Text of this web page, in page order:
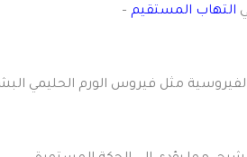
التهاب المستقيم
الفيروسية مثل فيروس الورم الحليمي